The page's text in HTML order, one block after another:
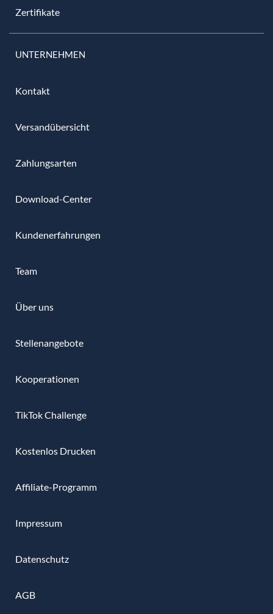
Zertifikate
UNTERNEHMEN
Kontakt
Versandübersicht
Zahlungsarten
Download-Center
Kundenerfahrungen
Team
Über uns
Stellenangebote
Kooperationen
TikTok Challenge
Kostenlos Drucken
Affiliate-Programm
Impressum
Datenschutz
AGB